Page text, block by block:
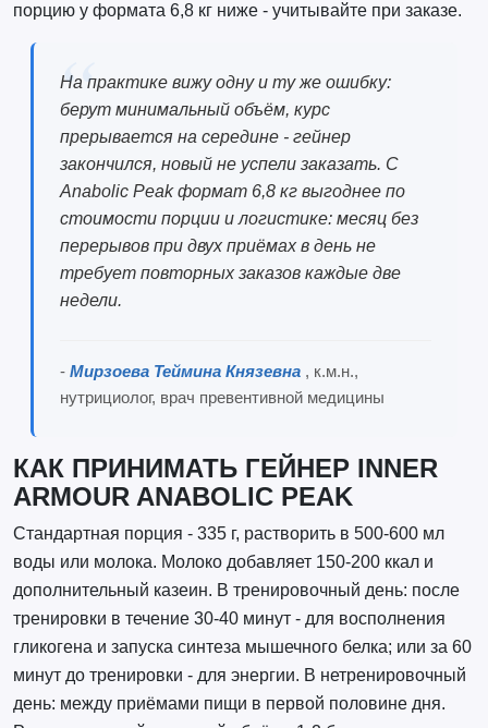
порцию у формата 6,8 кг ниже - учитывайте при заказе.
На практике вижу одну и ту же ошибку:
берут минимальный объём, курс
прерывается на середине - гейнер
закончился, новый не успели заказать. С
Anabolic Peak формат 6,8 кг выгоднее по
стоимости порции и логистике: месяц без
перерывов при двух приёмах в день не
требует повторных заказов каждые две
недели.
- Мирзоева Теймина Князевна , к.м.н.,
нутрициолог, врач превентивной медицины
КАК ПРИНИМАТЬ ГЕЙНЕР INNER
ARMOUR ANABOLIC PEAK
Стандартная порция - 335 г, растворить в 500-600 мл
воды или молока. Молоко добавляет 150-200 ккал и
дополнительный казеин. В тренировочный день: после
тренировки в течение 30-40 минут - для восполнения
гликогена и запуска синтеза мышечного белка; или за 60
минут до тренировки - для энергии. В нетренировочный
день: между приёмами пищи в первой половине дня.